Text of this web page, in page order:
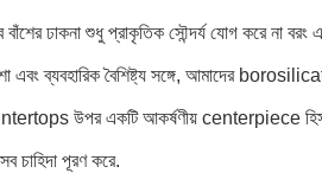
বাঁশের ঢাকনা শুধু প্রাকৃতিক সৌন্দর্য যোগ করে না
এবং ব্যবহারিক বৈশিষ্ট্য সঙ্গে, আমাদের
উপর একটি আকর্ষণীয় centerpiece হিসাবে
চাহিদা পূরণ করে.